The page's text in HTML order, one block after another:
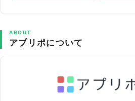
ABOUT
アプリポについて